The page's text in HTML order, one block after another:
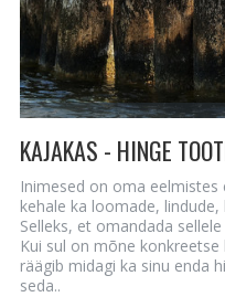
KAJAKAS - HINGE
Inimesed on oma eelmistes
kehale ka loomade,
Selleks, et omandada
Kui sul on mõne
räägib midagi ka sinu enda
seda..